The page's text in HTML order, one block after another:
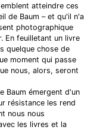
atteindre ces
de Baum – et qu'il n'a
photographique
En feuilletant un livre
quelque chose de
moment qui passe
nous, alors, seront
Baum émergent d'un
résistance les rend
nous nous
les livres et la